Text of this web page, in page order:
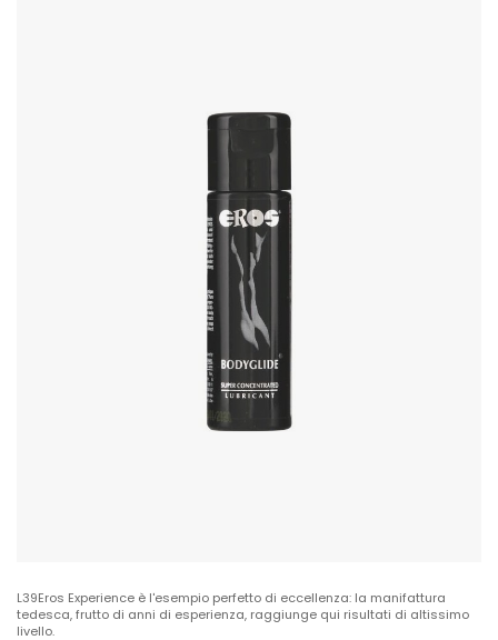
L39Eros Experience è l'esempio perfetto di eccellenza: la manifattura
tedesca, frutto di anni di esperienza, raggiunge qui risultati di altissimo
livello.